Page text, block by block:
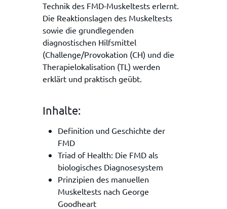
Technik des FMD-Muskeltests erlernt.
Die Reaktionslagen des Muskeltests
sowie die grundlegenden
diagnostischen Hilfsmittel
(Challenge/Provokation (CH) und die
Therapielokalisation (TL) werden
erklärt und praktisch geübt.
Inhalte:
Definition und Geschichte der
FMD
Triad of Health: Die FMD als
biologisches Diagnosesystem
Prinzipien des manuellen
Muskeltests nach George
Goodheart